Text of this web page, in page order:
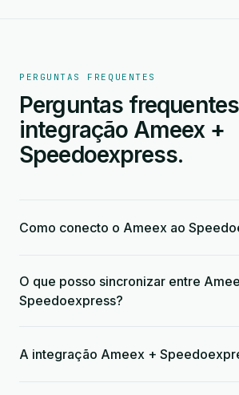
PERGUNTAS FREQUENTES
Perguntas
integração Ameex +
Speedoexpress.
Como conecto o Ameex ao
O que posso sincronizar entre
Speedoexpress?
A integração Ameex +